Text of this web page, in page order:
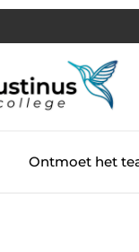
Ontmoet het